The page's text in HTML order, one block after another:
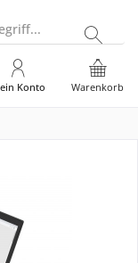
Warenkorb
Konto